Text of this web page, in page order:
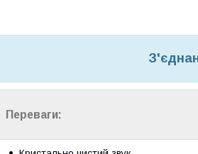
Переваги: